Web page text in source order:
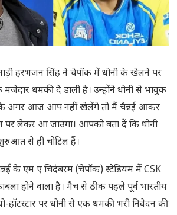
हरभजन सिंह ने चेपॉक में धोनी के खेलने पर
मजेदार धमकी दे डाली है। उन्होंने धोनी से भावुक
अगर आज आप नहीं खेलेंगे तो मैं चैन्नई आकर
पर लेकर आ जाउंगा। आपको बता दें कि धोनी
से ही चोटिल हैं।
के एम ए चिदंबरम (चेपॉक) स्टेडियम में CSK
होने वाला है। मैच से ठीक पहले पूर्व भारतीय
हॉटस्टार पर धोनी से एक धमकी भरी निवेदन की